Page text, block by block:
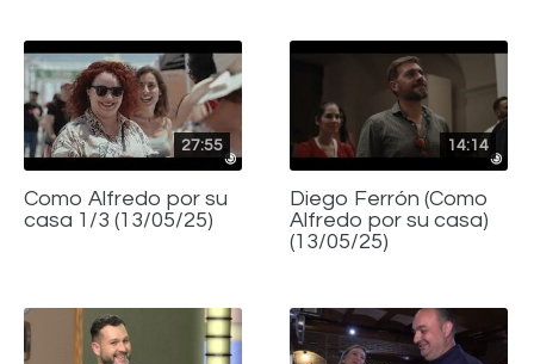
27:55
Como Alfredo por su
casa 1/3 (13/05/25)
14:14
Diego Ferrón (Como
Alfredo por su casa)
(13/05/25)